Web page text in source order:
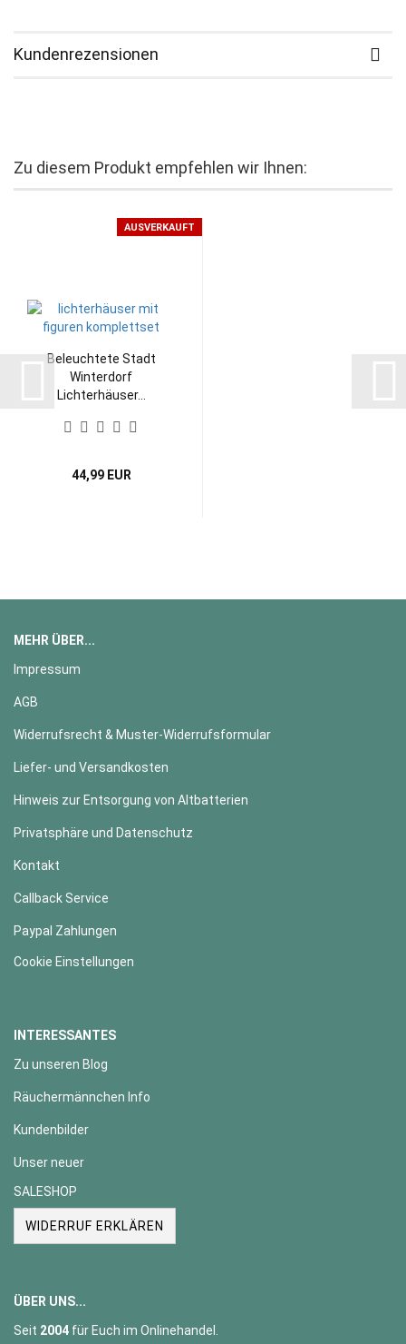
Kundenrezensionen
Zu diesem Produkt empfehlen wir Ihnen:
AUSVERKAUFT
Beleuchtete Stadt
Winterdorf
Lichterhäuser...
44,99 EUR
MEHR ÜBER...
Impressum
AGB
Widerrufsrecht & Muster-Widerrufsformular
Liefer- und Versandkosten
Hinweis zur Entsorgung von Altbatterien
Privatsphäre und Datenschutz
Kontakt
Callback Service
Paypal Zahlungen
Cookie Einstellungen
INTERESSANTES
Zu unseren Blog
Räuchermännchen Info
Kundenbilder
Unser neuer
SALESHOP
WIDERRUF ERKLÄREN
ÜBER UNS...
Seit 2004 für Euch im Onlinehandel.